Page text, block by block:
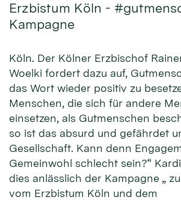
Erzbistum Köln -
Kampagne
Köln. Der Kölner Erzbischof
Woelki fordert dazu auf,
das Wort wieder positiv zu
Menschen, die sich für andere
einsetzen, als Gutmenschen
so ist das absurd und gefährdet
Gesellschaft. Kann denn
Gemeinwohl schlecht sein?“
dies anlässlich der Kampagne „
vom Erzbistum Köln und dem